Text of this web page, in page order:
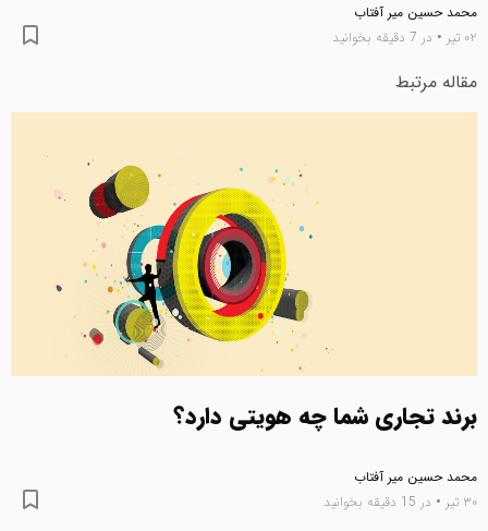
محمد حسین میر آفتاب
۰۲ تیر
• در 7 دقیقه بخوانید
مقاله مرتبط
برند تجاری شما چه هویتی دارد؟
محمد حسین میر آفتاب
۳۰ تیر
• در 15 دقیقه بخوانید